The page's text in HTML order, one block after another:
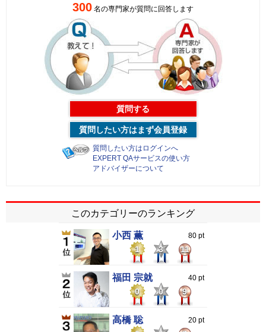
300 名の専門家が質問に回答します
質問する
質問したい方はまず会員登録
質問したい方はログインへ
EXPERT QAサービスの使い方
アドバイザーについて
このカテゴリーのランキング
小西 薫 80 pt
1 3 11
福田 宗就 40 pt
0 0 9
高橋 聡 20 pt